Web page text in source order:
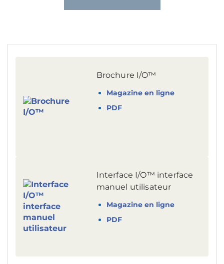
Brochure I/O™
Magazine en ligne
PDF
Interface I/O™ interface
manuel utilisateur
Magazine en ligne
PDF